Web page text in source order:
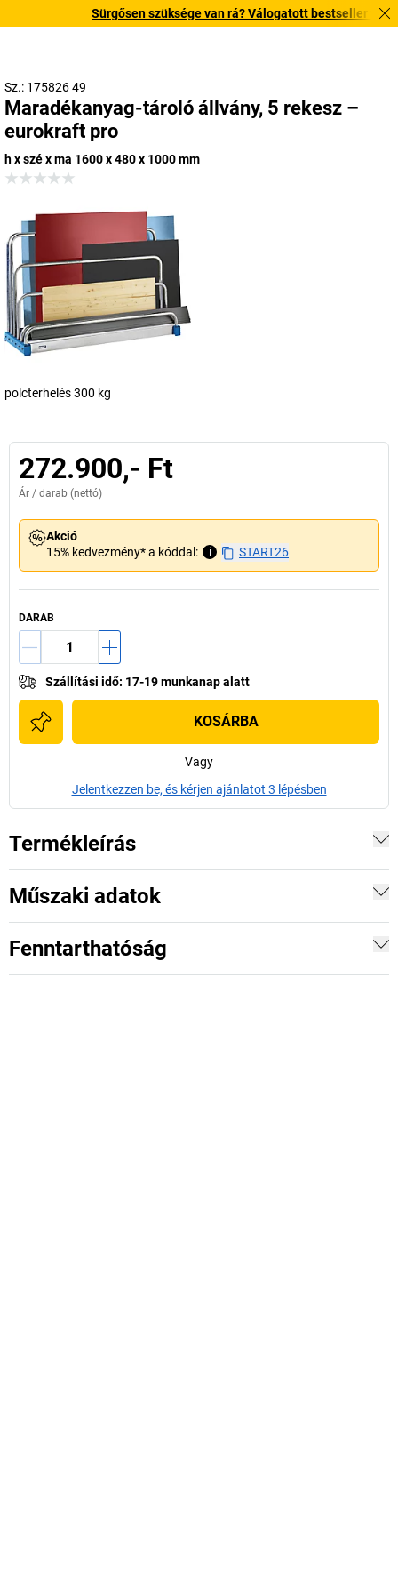
Sürgősen szüksége van rá? Válogatott bestseller
Sz.: 175826 49
Maradékanyag-tároló állvány, 5 rekesz –
eurokraft pro
h x szé x ma 1600 x 480 x 1000 mm
polcterhelés 300 kg
272.900,- Ft
Ár / darab (nettó)
Akció
15% kedvezmény* a kóddal:
i START26
DARAB
Szállítási idő: 17-19 munkanap alatt
KOSÁRBA
Vagy
Jelentkezzen be, és kérjen ajánlatot 3 lépésben
Termékleírás
Műszaki adatok
Fenntarthatóság